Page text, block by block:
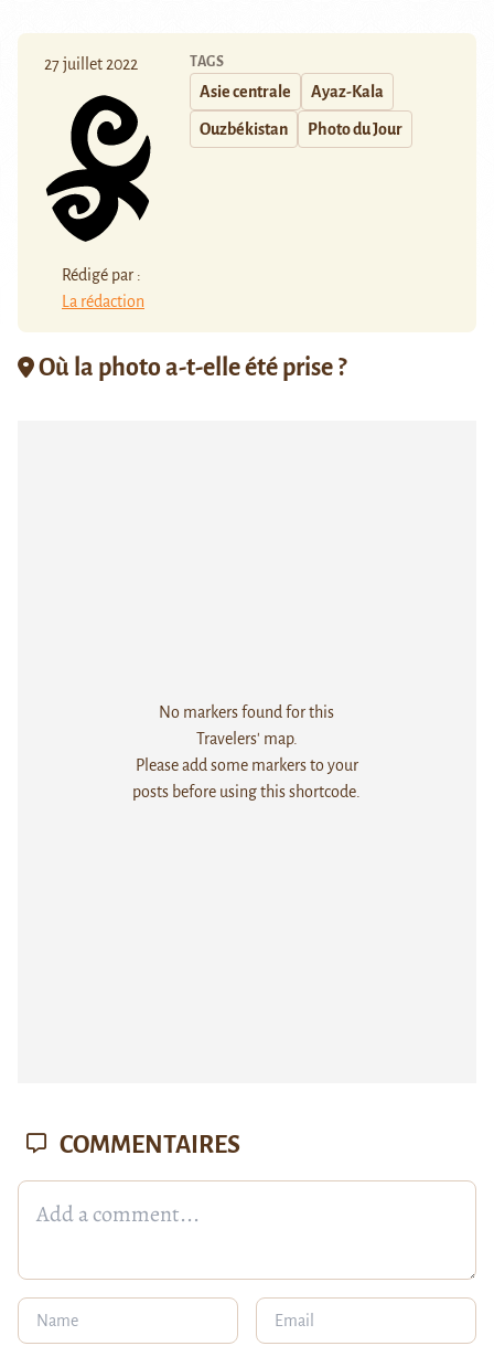
27 juillet 2022
Rédigé par :
La rédaction
TAGS
Asie centrale Ayaz-Kala
Ouzbékistan Photo du Jour
Où la photo a-t-elle été prise ?
No markers found for this
Travelers' map.
Please add some markers to your
posts before using this shortcode.
COMMENTAIRES